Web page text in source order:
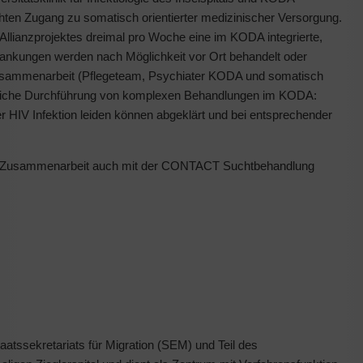
Zugang zu somatisch orientierter medizinischer Versorgung.
dreimal pro Woche eine im KODA integrierte,
werden nach Möglichkeit vor Ort behandelt oder
(Pflegeteam, Psychiater KODA und somatisch
Durchführung von komplexen Behandlungen im KODA:
Infektion leiden können abgeklärt und bei entsprechender
auch mit der CONTACT Suchtbehandlung
für Migration (SEM) und Teil des